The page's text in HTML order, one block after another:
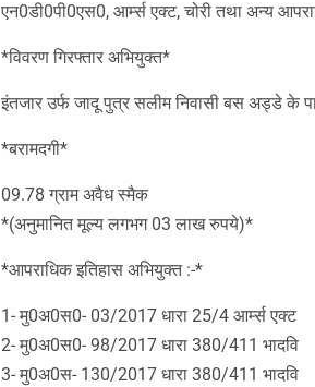
एन0डी0पी0एस0, आर्म्स एक्ट, चोरी तथा अन्य
*विवरण गिरफ्तार अभियुक्त*
इंतजार उर्फ जादू पुत्र सलीम निवासी बस अड्डे के
*बरामदगी*
09.78 ग्राम अवैध स्मैक
*(अनुमानित मूल्य लगभग 03 लाख रुपये)*
*आपराधिक इतिहास अभियुक्त :-*
1- मु0अ0स0- 03/2017 धारा 25/4 आर्म्स एक्ट
2- मु0अ0स0- 98/2017 धारा 380/411 भादवि
3- मु0अ0स- 130/2017 धारा 380/411 भादवि